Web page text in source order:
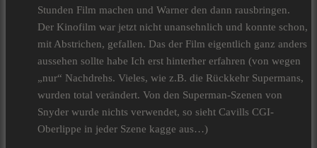
Stunden Film machen und Warner den dann rausbringen.
Der Kinofilm war jetzt nicht unansehnlich und konnte schon,
mit Abstrichen, gefallen. Das der Film eigentlich ganz anders
aussehen sollte habe Ich erst hinterher erfahren (von wegen
„nur“ Nachdrehs. Vieles, wie z.B. die Rückkehr Supermans,
wurden total verändert. Von den Superman-Szenen von
Snyder wurde nichts verwendet, so sieht Cavills CGI-
Oberlippe in jeder Szene kagge aus…)